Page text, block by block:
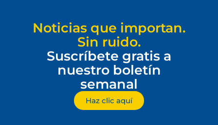
Noticias que importan.
Sin ruido.
Suscríbete gratis a
nuestro boletín
semanal
Haz clic aquí